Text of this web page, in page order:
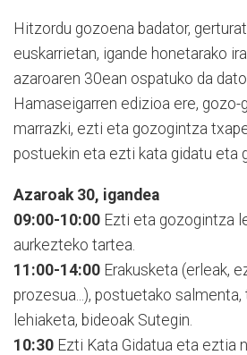
Hitzordu gozoena badator,
euskarrietan, igande honetarako
azaroaren 30ean ospatuko da
Hamaseigarren edizioa ere, gozo-
marrazki, ezti eta gozogintza
postuekin eta ezti kata gidatu eta
Azaroak 30, igandea
09:00-10:00 Ezti eta gozogintza
aurkezteko tartea.
11:00-14:00 Erakusketa (erleak,
prozesua...), postuetako
lehiaketa, bideoak Sutegin.
10:30 Ezti Kata Gidatua eta eztia